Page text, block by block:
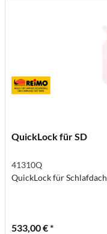
QuickLock für SD
41310Q
QuickLock für Schlafdach
533,00 € *